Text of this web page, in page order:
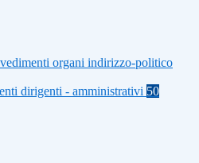
organi indirizzo-politico
dirigenti - amministrativi 50